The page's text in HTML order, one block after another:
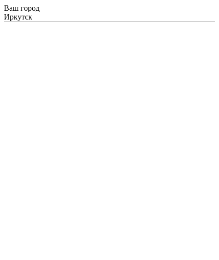
Ваш город
Иркутск